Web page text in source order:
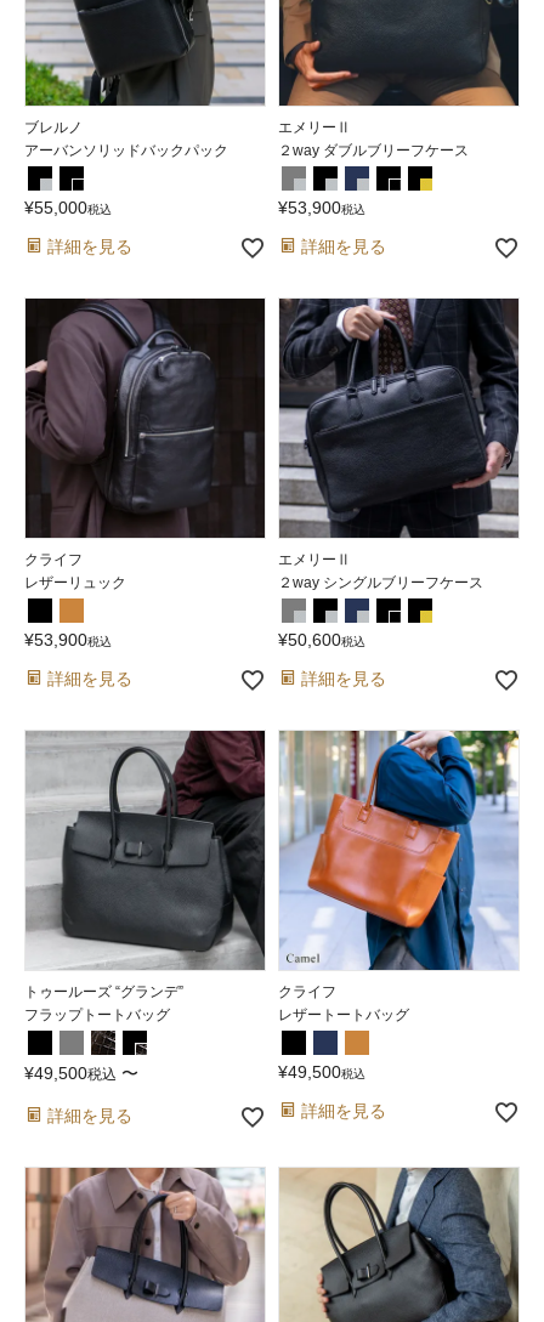
ブレルノ
アーバンソリッドバックパック
¥55,000税込
詳細を見る
エメリーⅡ
２way ダブルブリーフケース
¥53,900税込
詳細を見る
クライフ
レザーリュック
¥53,900税込
詳細を見る
エメリーⅡ
２way シングルブリーフケース
¥50,600税込
詳細を見る
トゥールーズ “グランデ”
フラップトートバッグ
¥49,500税込 〜
詳細を見る
クライフ
レザートートバッグ
¥49,500税込
詳細を見る